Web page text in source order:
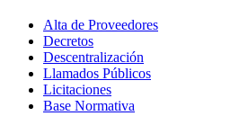
Alta de Proveedores
Decretos
Descentralización
Llamados Públicos
Licitaciones
Base Normativa